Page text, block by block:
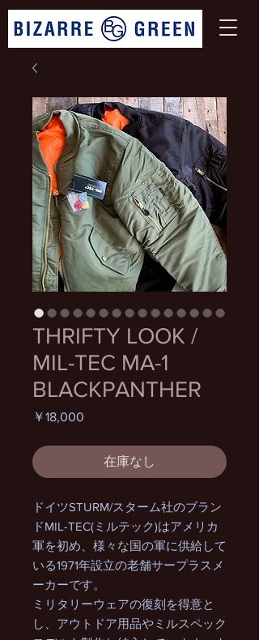
THRIFTY LOOK /
MIL-TEC MA-1
BLACKPANTHER
￥18,000
在庫なし
ドイツSTURM/スターム社のブラン
ドMIL-TEC(ミルテック)はアメリカ
軍を初め、様々な国の軍に供給して
いる1971年設立の老舗サープラスメ
ーカーです。
ミリタリーウェアの復刻を得意と
し、アウトドア用品やミルスペック